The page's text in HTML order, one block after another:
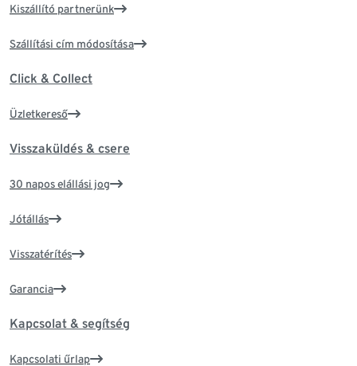
Kiszállító partnerünk
Szállítási cím módosítása
Click & Collect
Üzletkereső
Visszaküldés & csere
30 napos elállási jog
Jótállás
Visszatérítés
Garancia
Kapcsolat & segítség
Kapcsolati űrlap